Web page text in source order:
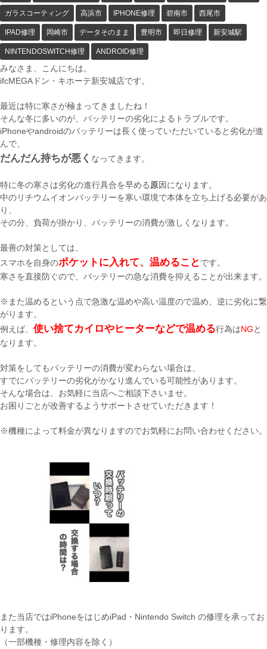
ガラスコーティング 高浜市 IPHONE修理 碧南市 西尾市
IPAD修理 岡崎市 データそのまま 豊明市 即日修理 新安城駅
NINTENDOSWITCH修理 ANDROID修理
みなさま、こんにちは。
ifcMEGAドン・キホーテ新安城店です。
最近は特に寒さが極まってきましたね！
そんな冬に多いのが、バッテリーの劣化によるトラブルです。
iPhoneやandroidのバッテリーは長く使っていただいていると劣化が進
んで、
だんだん持ちが悪く なってきます。
特に冬の寒さは劣化の進行具合を早める 原 因になります。
中のリチウムイオンバッテリーを寒い環境で本体を立ち上げる必要があ
り、
その分、負荷が掛かり、バッテリーの消費が激しくなります。
最善の対策としては、
スマホを自身のポケットに入れて、温めること です。
寒さを直接防ぐので、バッテリーの急な消費を抑えることが出来ます。
※また温めるという点で急激な温めや高い温度ので温め、逆に劣化に繋
がります。
例えば、 使い捨てカイロやヒーターなどで温める行為は NG と
なります。
対策をしてもバッテリーの消費が変わらない場合は、
すでにバッテリーの劣化がかなり進んでいる可能性があります。
そんな場合は、お気軽に当店へご相談下さいませ。
お困りごとが改善するようサポートさせていただきます！
※機種によって料金が異なりますのでお気軽にお問い合わせください。
また当店ではiPhoneをはじめiPad・Nintendo Switch の修理を承ってお
ります。
（一部機種・修理内容を除く）